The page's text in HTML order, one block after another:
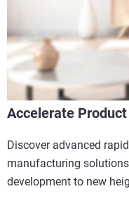
Accelerate
Discover advanced
manufacturing
development to new